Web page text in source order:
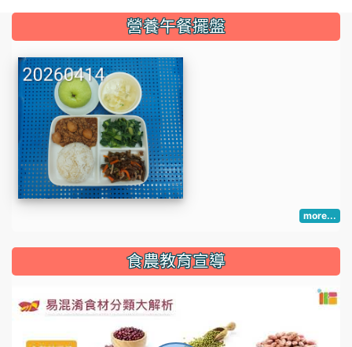
::: 營養午餐擺盤
more...
::: 食農教育宣導